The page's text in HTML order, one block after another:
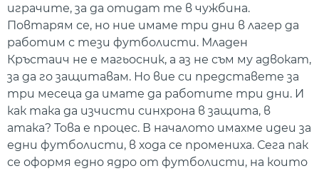
играчите, за да отидат те в чужбина.
Повтарям се, но ние имаме три дни в лагер да
работим с тези футболисти. Младен
Кръстаич не е магьосник, а аз не съм му адвокат,
за да го защитавам. Но вие си представете за
три месеца да имате да работите три дни. И
как така да изчисти синхрона в защита, в
атака? Това е процес. В началото имахме идеи за
едни футболисти, в хода се промениха. Сега пак
се оформя едно ядро от футболисти, на които